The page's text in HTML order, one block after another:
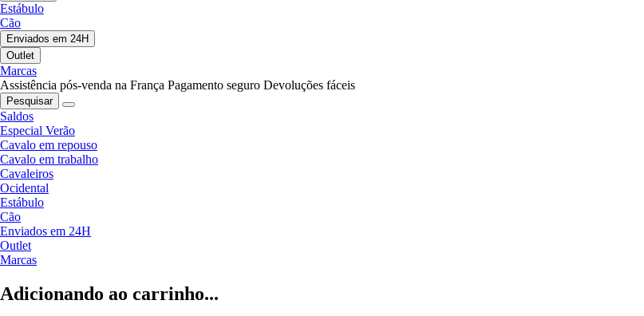
Estábulo
Cão
Enviados em 24H
Outlet
Marcas
Assistência pós-venda na França Pagamento seguro Devoluções fáceis
Pesquisar
Saldos
Especial Verão
Cavalo em repouso
Cavalo em trabalho
Cavaleiros
Ocidental
Estábulo
Cão
Enviados em 24H
Outlet
Marcas
Adicionando ao carrinho...